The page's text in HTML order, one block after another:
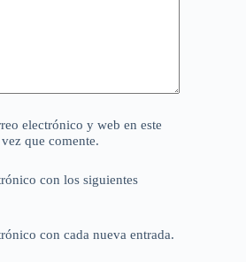
electrónico y web en este
que comente.
con los siguientes
con cada nueva entrada.